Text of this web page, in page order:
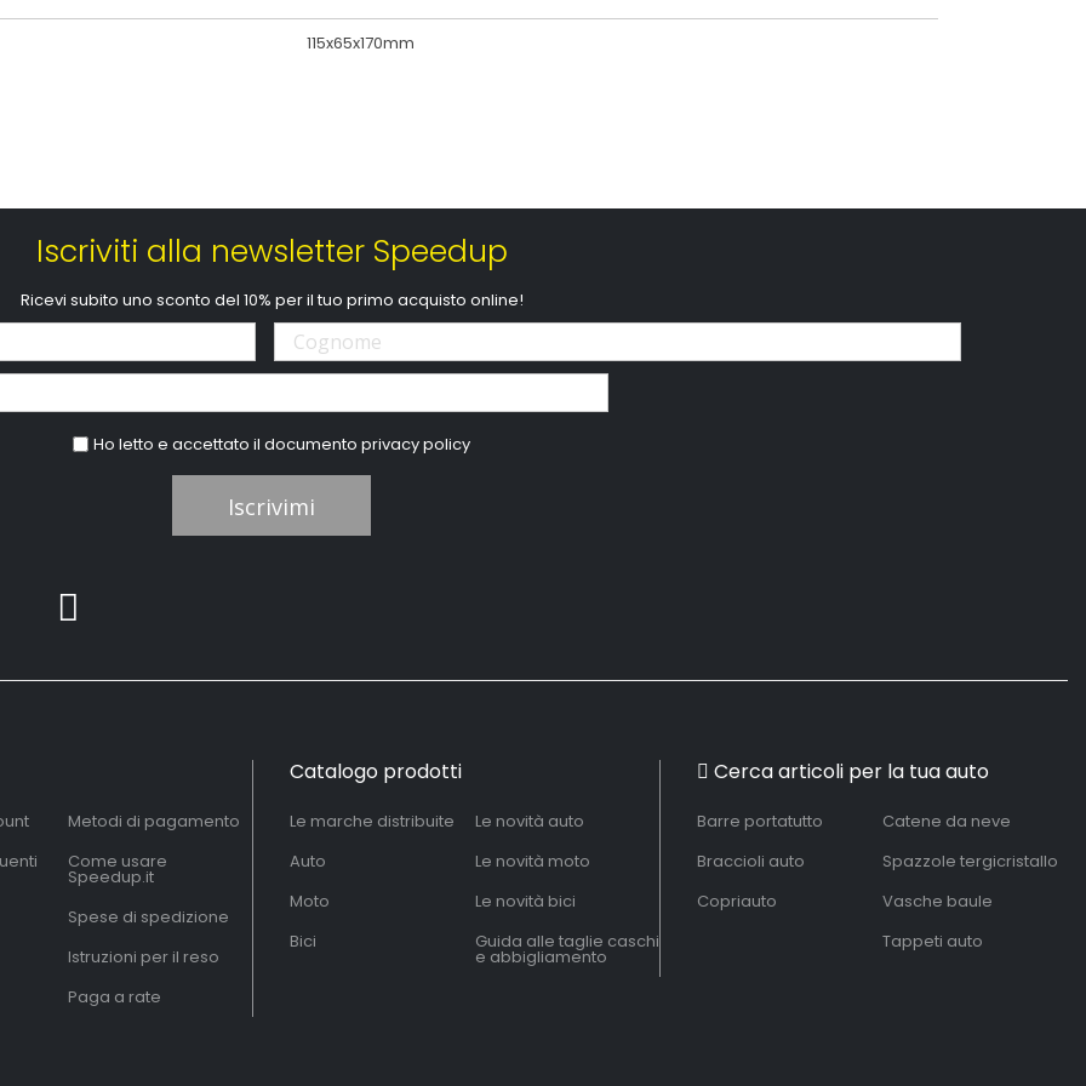
115x65x170mm
Iscriviti alla newsletter Speedup
Ricevi subito uno sconto del 10% per il tuo primo acquisto online!
Ho letto e accettato il documentoprivacy policy
Iscrivimi
Metodi di pagamento
Come usare
Speedup.it
Spese di spedizione
Istruzioni per il reso
Paga a rate
Catalogo prodotti
Le marche distribuite
Auto
Moto
Bici
Le novità auto
Le novità moto
Le novità bici
Guida alle taglie caschi
e abbigliamento
Cerca articoli per la tua auto
Barre portatutto
Braccioli auto
Copriauto
Catene da neve
Spazzole tergicristallo
Vasche baule
Tappeti auto